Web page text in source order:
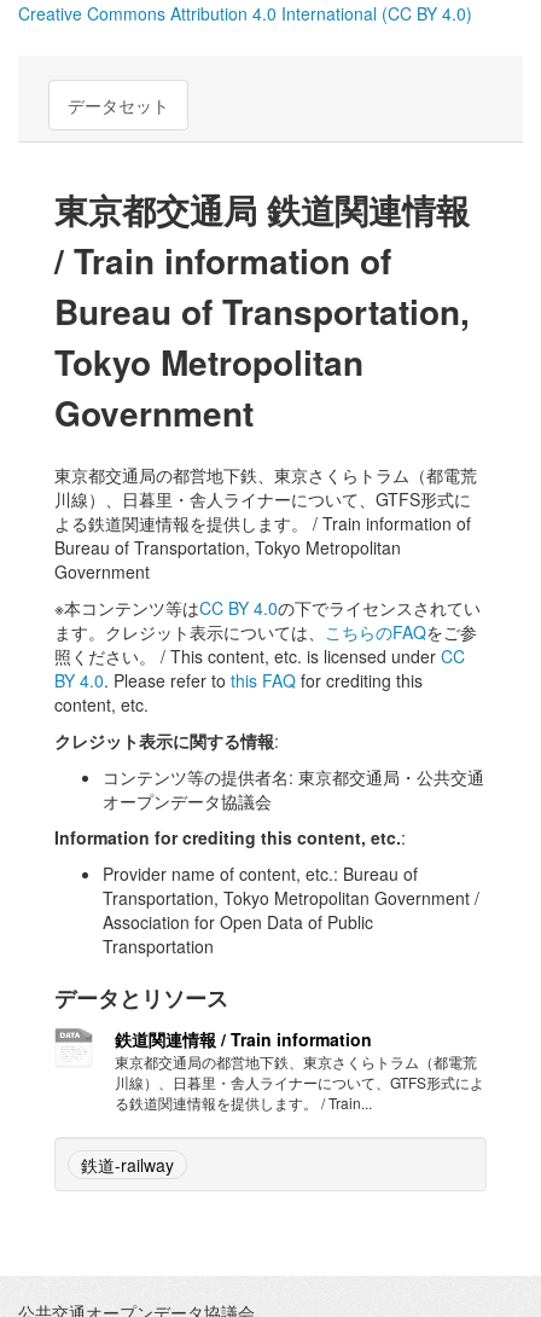
Creative Commons Attribution 4.0 International (CC BY 4.0)
データセット
東京都交通局 鉄道関連情報
/ Train information of
Bureau of Transportation,
Tokyo Metropolitan
Government
東京都交通局の都営地下鉄、東京さくらトラム（都電荒
川線）、日暮里・舎人ライナーについて、GTFS形式に
よる鉄道関連情報を提供します。 / Train information of
Bureau of Transportation, Tokyo Metropolitan
Government
※本コンテンツ等はCC BY 4.0の下でライセンスされてい
ます。クレジット表示については、 こちらのFAQをご参
照ください。 / This content, etc. is licensed under CC
BY 4.0. Please refer to this FAQ for crediting this
content, etc.
クレジット表示に関する情報:
コンテンツ等の提供者名: 東京都交通局・公共交通
オープンデータ協議会
Information for crediting this content, etc.:
Provider name of content, etc.: Bureau of
Transportation, Tokyo Metropolitan Government /
Association for Open Data of Public
Transportation
データとリソース
鉄道関連情報 / Train information
東京都交通局の都営地下鉄、東京さくらトラム（都電荒
川線）、日暮里・舎人ライナーについて、GTFS形式によ
る鉄道関連情報を提供します。 / Train...
鉄道-railway